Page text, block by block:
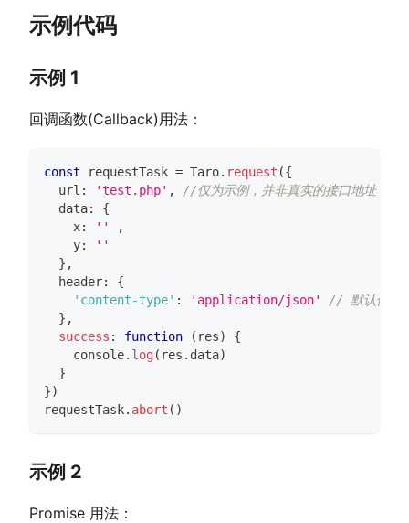
示例代码
示例 1
回调函数(Callback)用法：
const requestTask = Taro. request ({
  url
: 'test.php' ,
//仅为示例，并非真实的接口地址
  data
:
{
    x
: ''
,
    y
:
''
} ,
  header
:
{
'content-type' : 'application/json'
// 默认值
} ,
success : function ( res)
{
console. log( res . data)
}
})
requestTask. abort ( )
示例 2
Promise 用法：